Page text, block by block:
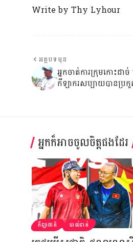
Write by Thy Lyhour
អត្ថបទមុន
អ្នកចាត់ការក្រុមកោះដា
កីឡាករសប្បាយបានប្រ
អ្នកក៏អាចចូលចិត្តផងដែរ
កីឡាជាតិ បាល់ទាត់